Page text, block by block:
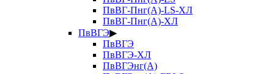
ПвВГ-Пнг(А)-LS-ХЛ
ПвВГ-Пнг(А)-ХЛ
ПвВГЭ▶
ПвВГЭ
ПвВГЭ-ХЛ
ПвВГЭнг(А)